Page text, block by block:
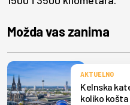
Možda vas zanima
AKTUELNO
Kelnska
koliko